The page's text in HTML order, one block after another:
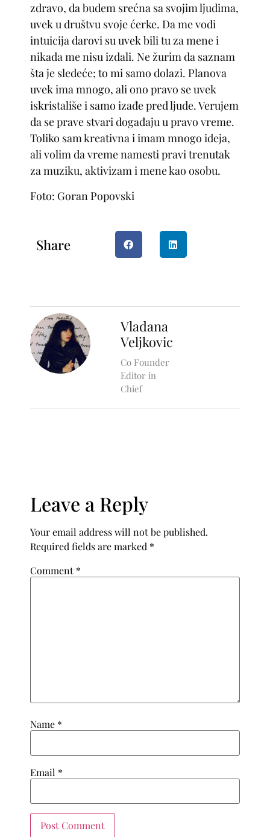
zdravo, da budem srećna sa svojim ljudima,
uvek u društvu svoje ćerke. Da me vodi
intuicija darovi su uvek bili tu za mene i
nikada me nisu izdali. Ne žurim da saznam
šta je sledeće; to mi samo dolazi. Planova
uvek ima mnogo, ali ono pravo se uvek
iskristališe i samo izađe pred ljude. Verujem
da se prave stvari događaju u pravo vreme.
Toliko sam kreativna i imam mnogo ideja,
ali volim da vreme namesti pravi trenutak
za muziku, aktivizam i mene kao osobu.
Foto: Goran Popovski
Share
Vladana
Veljkovic
Co Founder
Editor in
Chief
Leave a Reply
Your email address will not be published.
Required fields are marked *
Comment *
Name *
Email *